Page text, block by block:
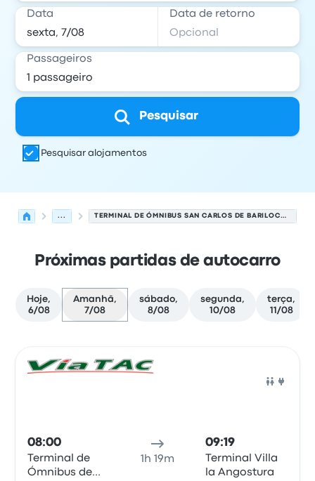
Data Data de retorno
Passageiros
Pesquisar
Pesquisar alojamentos
... TERMINAL DE ÓMNIBUS SAN CARLOS DE BARILOCHE PARA VILLA LA ANGOSTURA
Próximas partidas de autocarro
Hoje,
6/08
Amanhã,
7/08
sábado,
8/08
segunda,
10/08
terça,
11/08
08:00
Terminal de
Ómnibus de
1h 19m
09:19
Terminal Villa
la Angostura